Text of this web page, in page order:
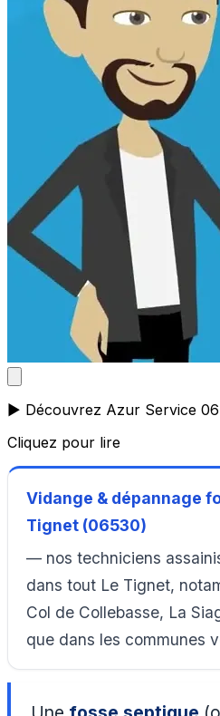
▶️ Découvrez Azur Service
Cliquez pour lire
Vidange & dépannage
Tignet (06530)
— nos techniciens
dans tout Le Tignet,
Col de Collebasse, La
que dans les communes